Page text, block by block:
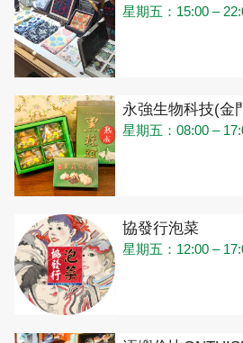
星期五：15:00 –
永強生物科技(金
星期五：08:00 –
協發行泡菜
星期五：12:00 –